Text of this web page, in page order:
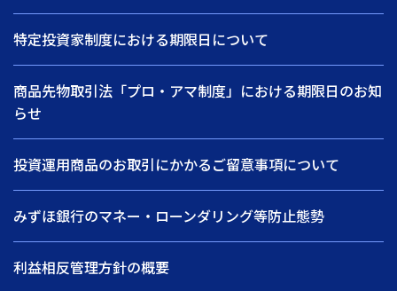
特定投資家制度における期限日について
商品先物取引法「プロ・アマ制度」における期限日のお知
らせ
投資運用商品のお取引にかかるご留意事項について
みずほ銀行のマネー・ローンダリング等防止態勢
利益相反管理方針の概要